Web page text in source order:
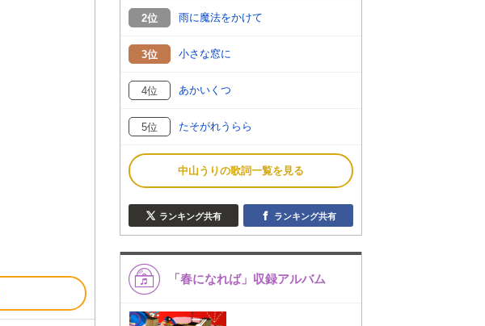
2位 雨に魔法をかけて
3位 小さな窓に
4位 あかいくつ
5位 たそがれうらら
中山うりの歌詞一覧を見る
ランキング共有 ランキング共有
「春になれば」収録アルバム